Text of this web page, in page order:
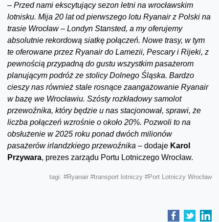
– Przed nami ekscytujący sezon letni na wrocławskim
lotnisku. Mija 20 lat od pierwszego lotu Ryanair z Polski na
trasie Wrocław – Londyn Stansted, a my oferujemy
absolutnie rekordową siatkę połączeń. Nowe trasy, w tym
te oferowane przez Ryanair do Lamezii, Pescary i Rijeki, z
pewnością przypadną do gustu wszystkim pasażerom
planującym podróż ze stolicy Dolnego Śląska. Bardzo
cieszy nas również stale rosnące zaangażowanie Ryanair
w bazę we Wrocławiu. Szósty rozkładowy samolot
przewoźnika, który będzie u nas stacjonował, sprawi, że
liczba połączeń wzrośnie o około 20%. Pozwoli to na
obsłużenie w 2025 roku ponad dwóch milionów
pasażerów irlandzkiego przewoźnika – dodaje Karol
Przywara, prezes zarządu Portu Lotniczego Wrocław.
tagi: #Ryanair #transport lotniczy #Port Lotniczy Wrocław